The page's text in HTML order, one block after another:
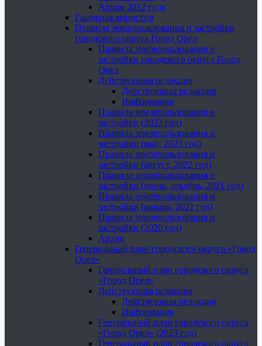
Архив 2012 года
Гаражная амнистия
Правила землепользования и застройки
городского округа Город Орёл
Правила землепользования и
застройки городского округа Город
Орёл
Действующая редакция
Действующая редакция
Информация
Правила землепользования и
застройки (2023 год)
Правила землепользования и
застройки (май, 2023 год)
Правила землепользования и
застройки (август, 2022 год)
Правила землепользования и
застройки (июнь, декабрь, 2021 год)
Правила землепользования и
застройки (январь, 2021 год)
Правила землепользования и
застройки (2020 год)
Архив
Генеральный план городского округа «Город
Орел»
Генеральный план городского округа
«Город Орел»
Действующая редакция
Действующая редакция
Информация
Генеральный план городского округа
«Город Орел» (2023 год)
Генеральный план городского округа